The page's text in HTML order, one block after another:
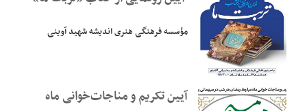
مؤسسه فرهنگی هنری اندیشه شهید آوینی
آیین تکریم و مناجات‌خوانی ماه